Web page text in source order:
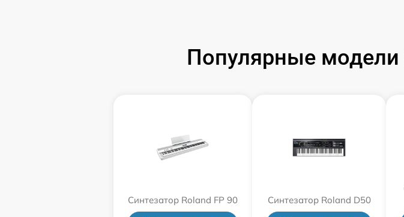
Популярные модели
Синтезатор Roland FP 90 Синтезатор Roland D50